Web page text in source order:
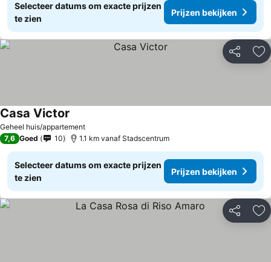
Selecteer datums om exacte prijzen
te zien
Prijzen bekijken
Delen
Geheel huis/appartement
Casa Victor
7,6 Goed 10 1.1 km vanaf Stadscentrum
Selecteer datums om exacte prijzen
te zien
Prijzen bekijken
Delen